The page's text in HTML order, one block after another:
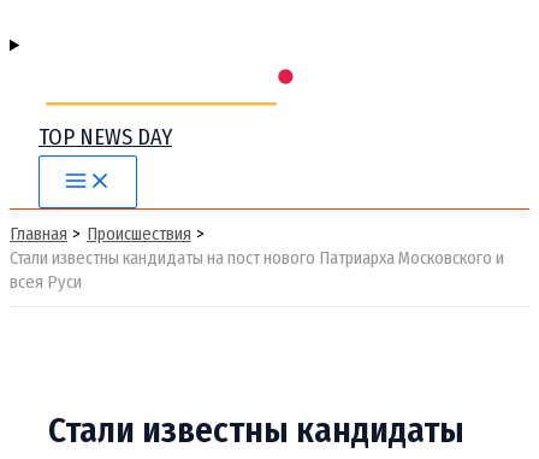
TOP NEWS DAY
Main
Menu
Главная
Происшествия
Стали известны кандидаты на пост нового Патриарха Московского и
всея Руси
Стали известны кандидаты